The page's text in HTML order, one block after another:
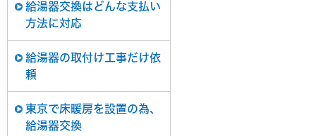
給湯器交換はどんな支払い
方法に対応
給湯器の取付け工事だけ依
頼
東京で床暖房を設置の為、
給湯器交換